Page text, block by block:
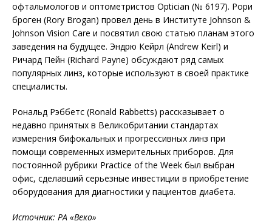
офтальмологов и оптометристов Optician (№ 6197). Рори
броген (Rory Brogan) провел день в Институте Johnson &
Johnson Vision Care и посвятил свою статью планам этого
заведения на будущее. Эндрю Кейрл (Andrew Keirl) и
Ричард Пейн (Richard Payne) обсуждают ряд самых
популярных линз, которые используют в своей практике
специалисты.
Рональд Рэббетс (Ronald Rabbetts) рассказывает о
недавно принятых в Великобритании стандартах
измерения бифокальных и прогрессивных линз при
помощи современных измерительных приборов. Для
постоянной рубрики Practice of the Week был выбран
офис, сделавший серьезные инвестиции в приобретение
оборудования для диагностики у пациентов диабета.
Источник: РА «Веко»